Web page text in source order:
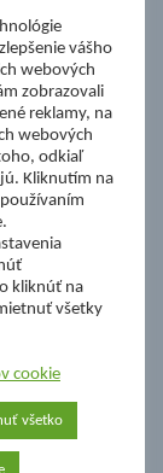
s.r.o.
Podbrezová
vášho
webových
zobrazovali
reklamy, na
webových
odkiaľ
Kliknutím na
kliknúť na
všetky
cookie
všetko